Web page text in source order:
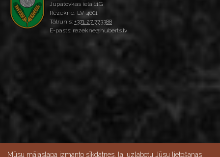
Jupatovkas iela 11G
Rēzekne, LV-4601
Tālrunis: +371 27 773388
E-pasts: rezekne@huberts.lv
Mūsu mājaslapa izmanto sīkdatnes, lai uzlabotu Jūsu lietošanas